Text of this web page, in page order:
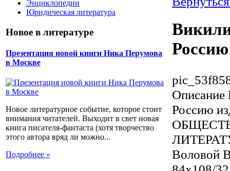
Энциклопедии
Юридическая литература
Новое в литературе
Презентация новой книги Ника Перумова
в Москве
Новое литературное событие, которое стоит
внимания читателей. Выходит в свет новая
книга писателя-фантаста (хотя творчество
этого автора вряд ли можно...
Подробнее »
Россию
Описание
Россию
Воловой